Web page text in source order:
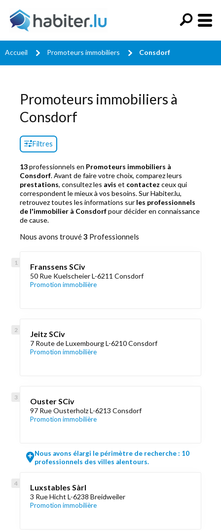
Accueil Promoteurs immobiliers Consdorf
Promoteurs immobiliers à
Consdorf
Filtres
13professionnels en Promoteurs immobiliers à
Consdorf. Avant de faire votre choix, comparez leurs
prestations, consultez les avis et contactez ceux qui
correspondent le mieux à vos besoins. Sur Habiter.lu,
retrouvez toutes les informations sur les professionnels
de l'immobilier à Consdorfpour décider en connaissance
de cause.
Nous avons trouvé3 Professionnels
Franssens SCiv
50 Rue Kuelscheier L-6211 Consdorf
Promotion immobilière
Jeitz SCiv
7 Route de Luxembourg L-6210 Consdorf
Promotion immobilière
Ouster SCiv
97 Rue Ousterholz L-6213 Consdorf
Promotion immobilière
Nous avons élargi le périmètre de recherche : 10
professionnels des villes alentours.
Luxstables Sàrl
3 Rue Hicht L-6238 Breidweiler
Promotion immobilière